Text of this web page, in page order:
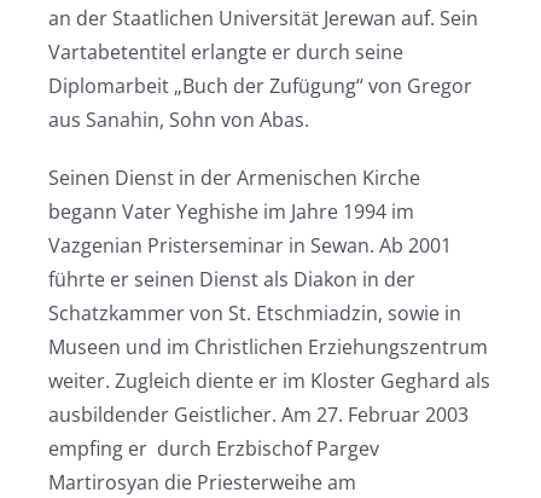
an der Staatlichen Universität Jerewan auf. Sein
Vartabetentitel erlangte er durch seine
Diplomarbeit „Buch der Zufügung“ von Gregor
aus Sanahin, Sohn von Abas.
Seinen Dienst in der Armenischen Kirche
begann Vater Yeghishe im Jahre 1994 im
Vazgenian Pristerseminar in Sewan. Ab 2001
führte er seinen Dienst als Diakon in der
Schatzkammer von St. Etschmiadzin, sowie in
Museen und im Christlichen Erziehungszentrum
weiter. Zugleich diente er im Kloster Geghard als
ausbildender Geistlicher. Am 27. Februar 2003
empfing er durch Erzbischof Pargev
Martirosyan die Priesterweihe am